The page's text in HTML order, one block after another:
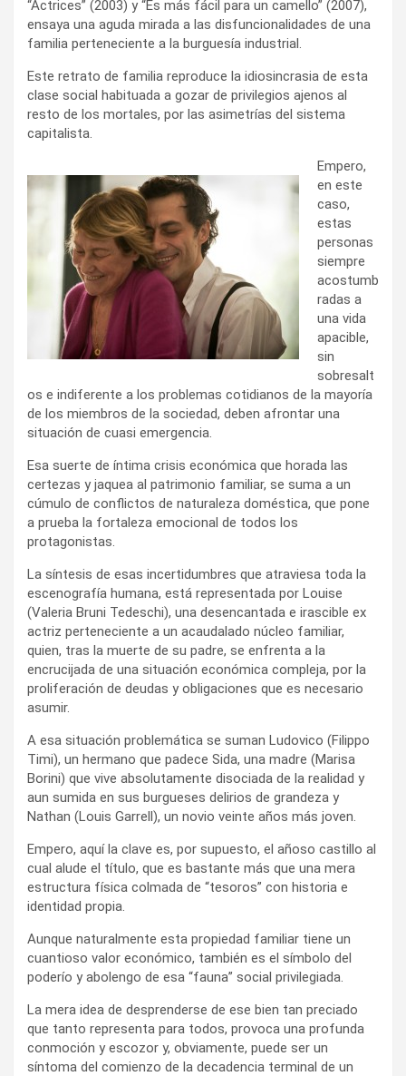
“Actrices” (2003) y “Es más fácil para un camello” (2007),
ensaya una aguda mirada a las disfuncionalidades de una
familia perteneciente a la burguesía industrial.
Este retrato de familia reproduce la idiosincrasia de esta
clase social habituada a gozar de privilegios ajenos al
resto de los mortales, por las asimetrías del sistema
capitalista.
Empero,
en este
caso,
estas
personas
siempre
acostumb
radas a
una vida
apacible,
sin
sobresalt
os e indiferente a los problemas cotidianos de la mayoría
de los miembros de la sociedad, deben afrontar una
situación de cuasi emergencia.
Esa suerte de íntima crisis económica que horada las
certezas y jaquea al patrimonio familiar, se suma a un
cúmulo de conflictos de naturaleza doméstica, que pone
a prueba la fortaleza emocional de todos los
protagonistas.
La síntesis de esas incertidumbres que atraviesa toda la
escenografía humana, está representada por Louise
(Valeria Bruni Tedeschi), una desencantada e irascible ex
actriz perteneciente a un acaudalado núcleo familiar,
quien, tras la muerte de su padre, se enfrenta a la
encrucijada de una situación económica compleja, por la
proliferación de deudas y obligaciones que es necesario
asumir.
A esa situación problemática se suman Ludovico (Filippo
Timi), un hermano que padece Sida, una madre (Marisa
Borini) que vive absolutamente disociada de la realidad y
aun sumida en sus burgueses delirios de grandeza y
Nathan (Louis Garrell), un novio veinte años más joven.
Empero, aquí la clave es, por supuesto, el añoso castillo al
cual alude el título, que es bastante más que una mera
estructura física colmada de “tesoros” con historia e
identidad propia.
Aunque naturalmente esta propiedad familiar tiene un
cuantioso valor económico, también es el símbolo del
poderío y abolengo de esa “fauna” social privilegiada.
La mera idea de desprenderse de ese bien tan preciado
que tanto representa para todos, provoca una profunda
conmoción y escozor y, obviamente, puede ser un
síntoma del comienzo de la decadencia terminal de un